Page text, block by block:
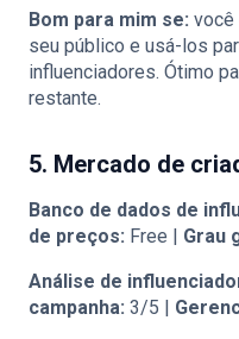
Bom para mim se: você
seu público e usá-los
influenciadores. Ótimo
restante.
5. Mercado de
Banco de dados de
de preços: Free | Grau
Análise de
campanha: 3/5 |